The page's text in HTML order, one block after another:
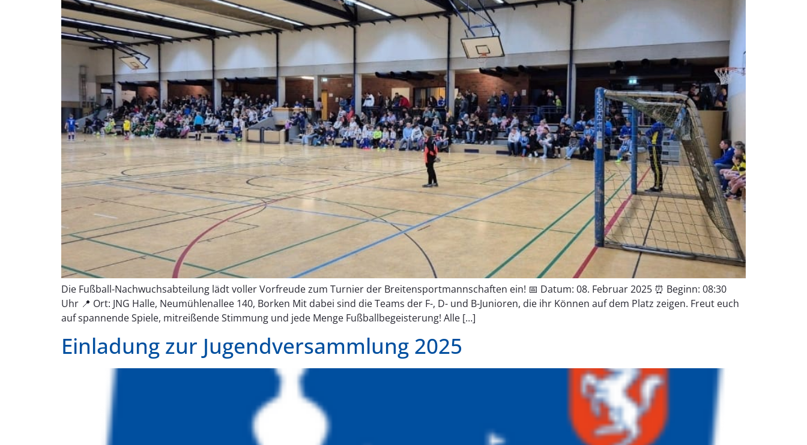
Die Fußball-Nachwuchsabteilung lädt voller Vorfreude zum Turnier der Breitensportmannschaften ein! 📅 Datum: 08. Februar 2025 ⏰ Beginn: 08:30
Uhr 📍 Ort: JNG Halle, Neumühlenallee 140, Borken Mit dabei sind die Teams der F-, D- und B-Junioren, die ihr Können auf dem Platz zeigen. Freut euch
auf spannende Spiele, mitreißende Stimmung und jede Menge Fußballbegeisterung! Alle […]
Einladung zur Jugendversammlung 2025